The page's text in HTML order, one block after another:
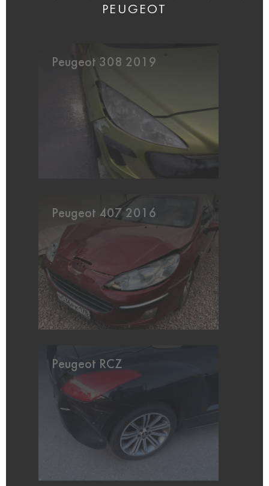
PEUGEOT
Peugeot 308 2019
Peugeot 407 2016
Peugeot RCZ